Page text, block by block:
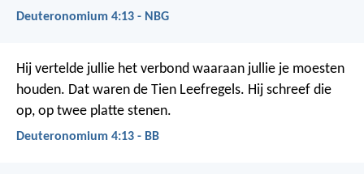
Deuteronomium 4:13 - NBG
Hij vertelde jullie het verbond waaraan jullie je moesten
houden. Dat waren de Tien Leefregels. Hij schreef die
op, op twee platte stenen.
Deuteronomium 4:13 - BB